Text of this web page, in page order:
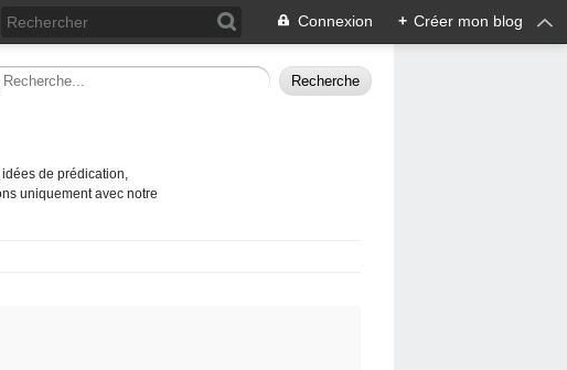
Connexion + Créer mon blog
de prédication,
uniquement avec notre